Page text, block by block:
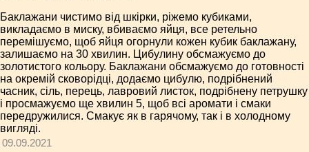
Баклажани чистимо від шкірки, ріжемо кубиками,
викладаємо в миску, вбиваємо яйця, все ретельно
перемішуємо, щоб яйця огорнули кожен кубик баклажану,
залишаємо на 30 хвилин. Цибулину обсмажуємо до
золотистого кольору. Баклажани обсмажуємо до готовності
на окремій сковорідці, додаємо цибулю, подрібнений
часник, сіль, перець, лавровий листок, подрібнену петрушку
і просмажуємо ще хвилин 5, щоб всі аромати і смаки
передружилися. Смакує як в гарячому, так і в холодному
вигляді.
09.09.2021